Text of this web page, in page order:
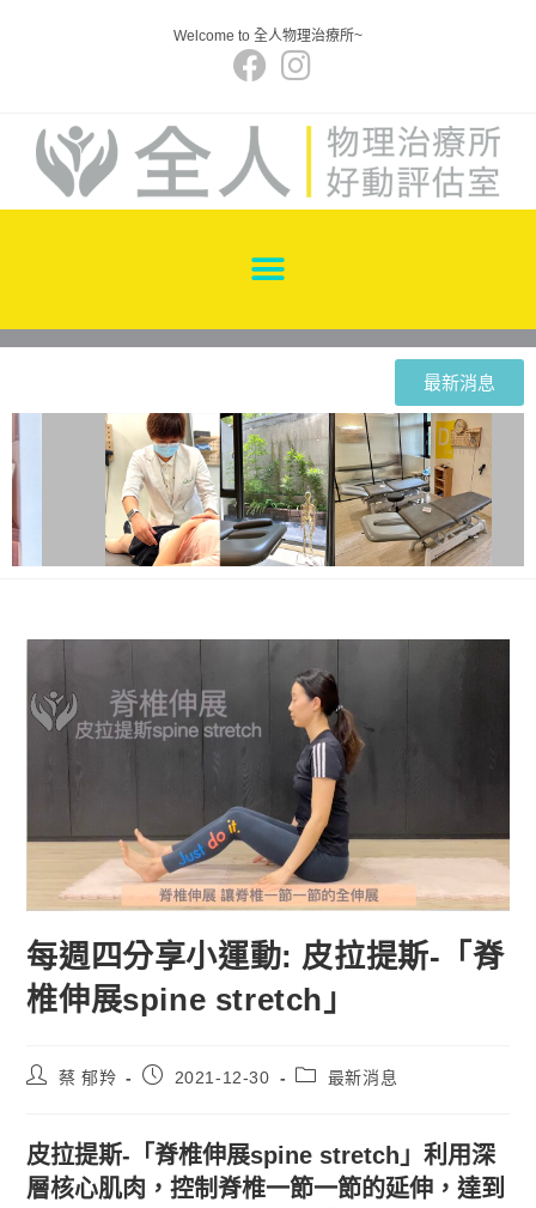
Welcome to 全人物理治療所~
最新消息
每週四分享小運動: 皮拉提斯-「脊
椎伸展spine stretch」
蔡 郁羚 2021-12-30 最新消息
皮拉提斯-「脊椎伸展spine stretch」利用深
層核心肌肉，控制脊椎一節一節的延伸，達到